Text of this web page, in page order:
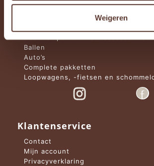
Weigeren
Keuken speelgoed
Ballen
Auto’s
Complete pakketten
Loopwagens, -fietsen en
Klantenservice
Contact
Mijn account
Privacyverklaring